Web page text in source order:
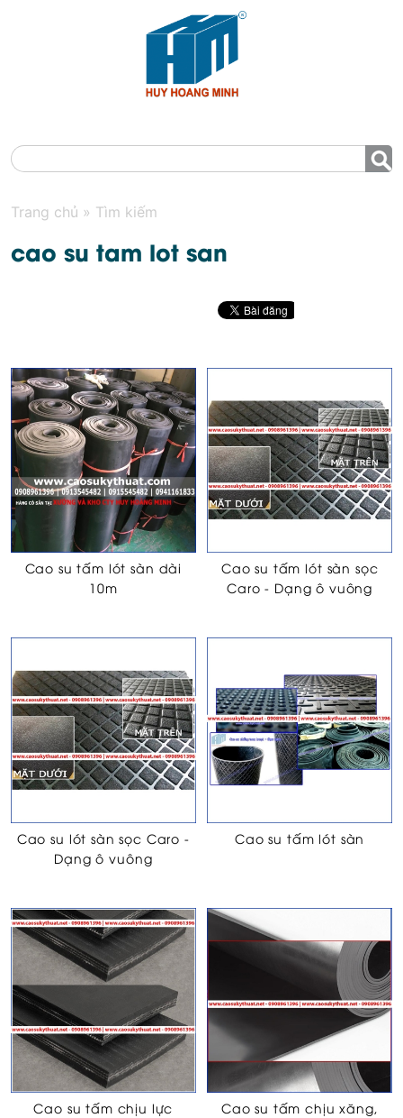
Trang chủ » Tìm kiếm
cao su tam lot san
Cao su tấm lót sàn dài
10m
Cao su tấm lót sàn sọc
Caro - Dạng ô vuông
Cao su lót sàn sọc Caro -
Dạng ô vuông
Cao su tấm lót sàn
Cao su tấm chịu lực
Cao su tấm chịu xăng,